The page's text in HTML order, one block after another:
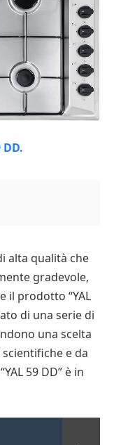
alta qualità che
gradevole,
il prodotto “YAL
di una serie di
una scelta
e da
59 DD” è in